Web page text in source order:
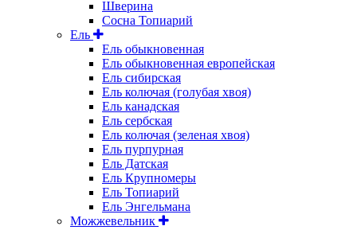
Шверина
Сосна Топиарий
Ель
Ель обыкновенная
Ель обыкновенная европейская
Ель сибирская
Ель колючая (голубая хвоя)
Ель канадская
Ель сербская
Ель колючая (зеленая хвоя)
Ель пурпурная
Ель Датская
Ель Крупномеры
Ель Топиарий
Ель Энгельмана
Можжевельник